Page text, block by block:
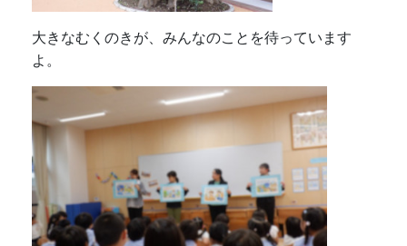
大きなむくのきが、みんなのことを待っています
よ。